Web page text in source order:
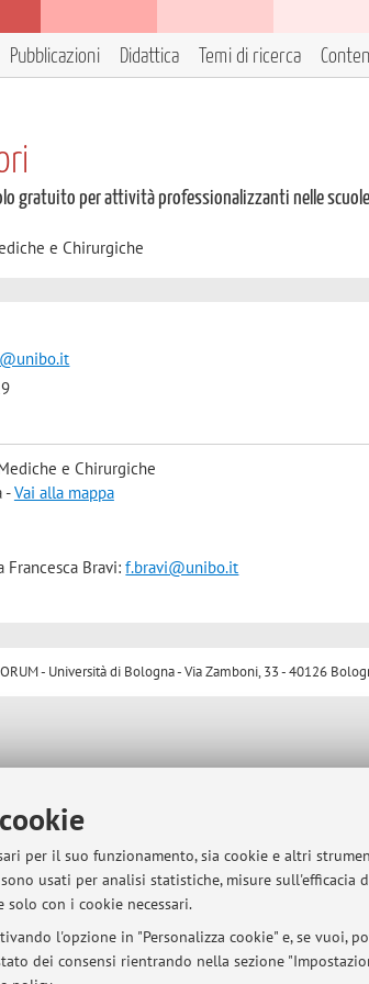
per il suo funzionamento, sia cookie e altri
usati per analisi statistiche, misure
con i cookie necessari.
l'opzione in "Personalizza cookie" e, se vuoi,
dei consensi rientrando nella sezione
Pubblicazioni Didattica Temi di ricerca
gratuito per attività professionalizzanti nelle
e Chirurgiche
e Chirurgiche
-Vai alla mappa
Francesca Bravi:f.bravi@unibo.it
- Università di Bologna - Via Zamboni, 33 - 40126